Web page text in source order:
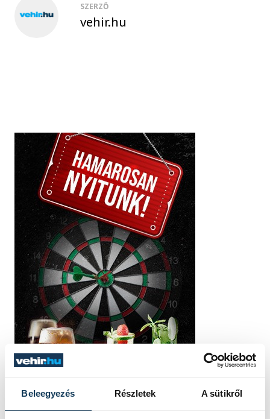
Beleegyezés Részletek A sütikről
SZERZŐ
vehir.hu